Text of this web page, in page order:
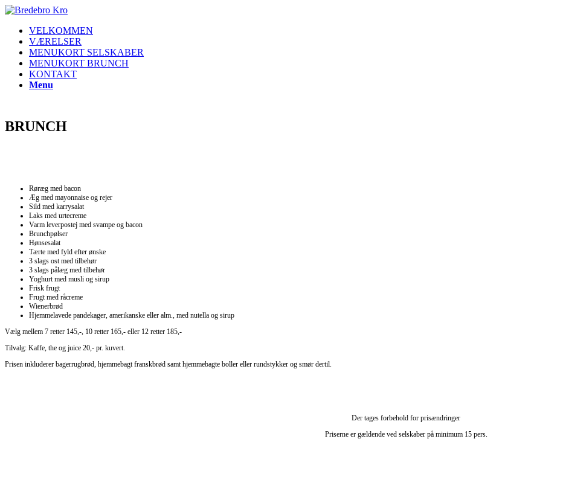
VELKOMMEN
VÆRELSER
MENUKORT SELSKABER
MENUKORT BRUNCH
KONTAKT
Menu
BRUNCH
Røræg med bacon
Æg med mayonnaise og rejer
Sild med karrysalat
Laks med urtecreme
Varm leverpostej med svampe og bacon
Brunchpølser
Hønsesalat
Tærte med fyld efter ønske
3 slags ost med tilbehør
3 slags pålæg med tilbehør
Yoghurt med musli og sirup
Frisk frugt
Frugt med råcreme
Wienerbrød
Hjemmelavede pandekager, amerikanske eller alm., med nutella og sirup
Vælg mellem 7 retter 145,-, 10 retter 165,- eller 12 retter 185,-
Tilvalg: Kaffe, the og juice 20,- pr. kuvert.
Prisen inkluderer bagerrugbrød, hjemmebagt franskbrød samt hjemmebagte boller eller rundstykker og smør dertil.
Der tages forbehold for prisændringer
Priserne er gældende ved selskaber på minimum 15 pers.